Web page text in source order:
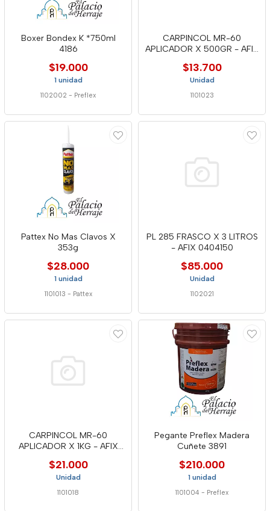
Boxer Bondex K *750ml
4186
$19.000
1 unidad
1102002 - Preflex
CARPINCOL MR-60
APLICADOR X 500GR - AFIX
$13.700
Unidad
1101023
Pattex No Mas Clavos X
353g
$28.000
1 unidad
1101013 - Pattex
PL 285 FRASCO X 3 LITROS
- AFIX 0404150
$85.000
Unidad
1102021
CARPINCOL MR-60
APLICADOR X 1KG - AFIX
$21.000
Unidad
1101018
Pegante Preflex Madera
Cuñete 3891
$210.000
1 unidad
1101004 - Preflex